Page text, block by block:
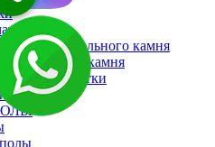
плит натурального камня
камня
для брусчатки